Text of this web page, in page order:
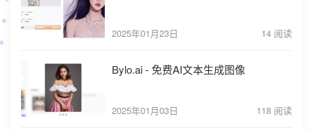
2025年01月23日 14 阅读
Bylo.ai - 免费AI文本生成图像
2025年01月03日 118 阅读